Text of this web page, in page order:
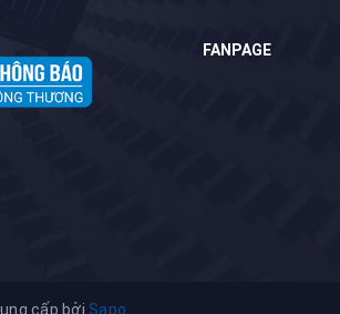
FANPAGE
cấp bởi Sapo